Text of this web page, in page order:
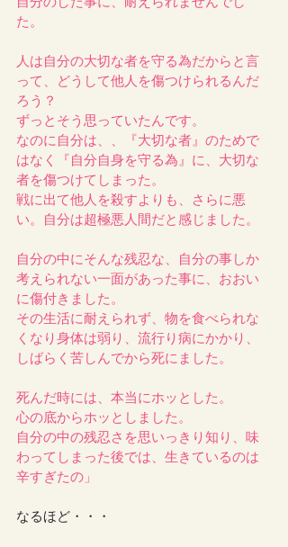
た。
人は自分の大切な者を守る為だからと言
って、どうして他人を傷つけられるんだ
ろう？
ずっとそう思っていたんです。
なのに自分は、、『大切な者』のためで
はなく『自分自身を守る為』に、大切な
者を傷つけてしまった。
戦に出て他人を殺すよりも、さらに悪
い。自分は超極悪人間だと感じました。
自分の中にそんな残忍な、自分の事しか
考えられない一面があった事に、おおい
に傷付きました。
その生活に耐えられず、物を食べられな
くなり身体は弱り、流行り病にかかり、
しばらく苦しんでから死にました。
死んだ時には、本当にホッとした。
心の底からホッとしました。
自分の中の残忍さを思いっきり知り、味
わってしまった後では、生きているのは
辛すぎたの」
なるほど・・・